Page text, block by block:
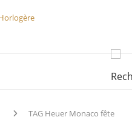
TAG Heuer Monaco fête